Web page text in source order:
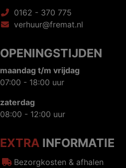
0162 - 370 775
verhuur@fremat.nl
OPENINGSTIJDEN
maandag t/m vrijdag
07:00 - 18:00 uur
zaterdag
08:00 - 12:00 uur
EXTRA INFORMATIE
Bezorgkosten & afhalen